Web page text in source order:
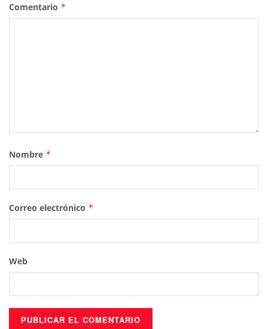
Comentario *
Nombre *
Correo electrónico *
Web